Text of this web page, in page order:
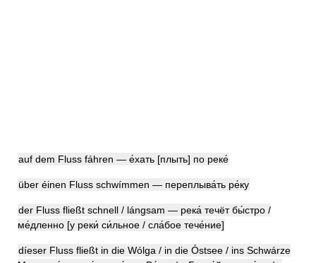
auf dem Fluss fáhren — е́хать [плыть] по реке́
über éinen Fluss schwímmen — переплыва́ть ре́ку
der Fluss fließt schnell / lángsam — река́ течёт бы́стро /
ме́дленно [у реки́ си́льное / сла́бое тече́ние]
díeser Fluss fließt in die Wólga / in die Óstsee / ins Schwárze